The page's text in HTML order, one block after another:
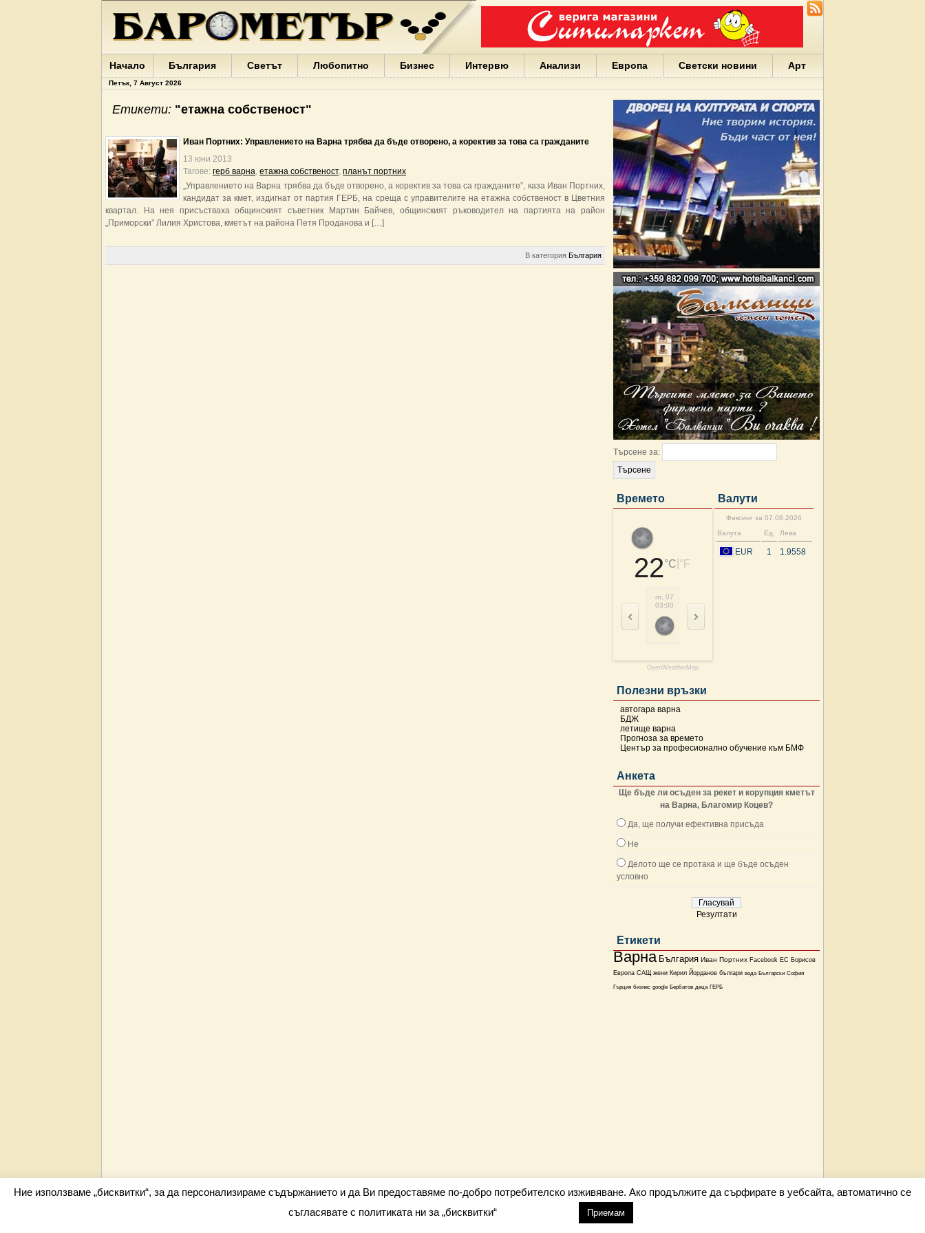
Варна
България
Портних
Facebook
ЕС
Борисов
Европа
Йорданов
Български
София
Гърция
бизнес
Бербатов
ГЕРБ
Начало България Светът Любопитно Бизнес Интервю Анализи Европа Светски новини Арт
Петък, 7 Август 2026
Търсене за:
Времето
22°C °F
пт, 07
03:00
06:00
OpenWeatherMap
Валути
Фиксинг за 07.08.2026
Валута
Ед. Лева
EUR 1 1.9558
Полезни връзки
автогара варна
БДЖ
летище варна
Прогноза за времето
Център за професионално обучение към БМФ
Анкета
Ще бъде ли осъден за рекет и корупция кметът
на Варна, Благомир Коцев?
Да, ще получи ефективна присъда
Не
Делото ще се протака и ще бъде осъден
условно
Резултати
Етикети
Варна България Иван Портних Facebook ЕС Борисов
Европа САЩ жени Кирил Йорданов българи вода Български София
Гърция бизнес google Бербатов деца ГЕРБ
Етикети: "етажна собственост"
Иван Портних: Управлението на Варна трябва да бъде отворено, а коректив за това са гражданите
13 юни 2013
Тагове: герб варна, етажна собственост, планът портних
„Управлението на Варна трябва да бъде отворено, а коректив за това са гражданите”, каза Иван Портних,
кандидат за кмет, издигнат от партия ГЕРБ, на среща с управителите на етажна собственост в Цветния
квартал. На нея присъстваха общинският съветник Мартин Байчев, общинският ръководител на партията на район
„Приморски” Лилия Христова, кметът на района Петя Проданова и […]
В категория България
Всички права запазени barometar.net © 2026 info@barometar.net
Ние използваме „бисквитки“, за да персонализираме съдържанието и да Ви предоставяме по-добро потребителско изживяване. Ако продължите да сърфирате в уебсайта, автоматично се
съгласявате с политиката ни за „бисквитки“
Приемам